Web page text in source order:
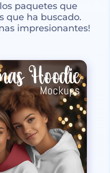
paquetes que
que ha buscado.
impresionantes!